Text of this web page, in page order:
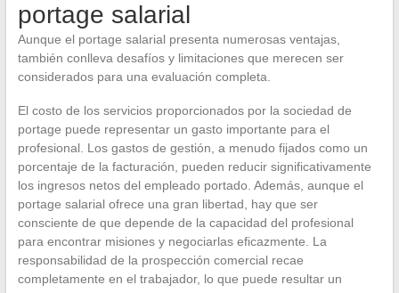
portage salarial
Aunque el portage salarial presenta numerosas ventajas,
también conlleva desafíos y limitaciones que merecen ser
considerados para una evaluación completa.
El costo de los servicios proporcionados por la sociedad de
portage puede representar un gasto importante para el
profesional. Los gastos de gestión, a menudo fijados como un
porcentaje de la facturación, pueden reducir significativamente
los ingresos netos del empleado portado. Además, aunque el
portage salarial ofrece una gran libertad, hay que ser
consciente de que depende de la capacidad del profesional
para encontrar misiones y negociarlas eficazmente. La
responsabilidad de la prospección comercial recae
completamente en el trabajador, lo que puede resultar un